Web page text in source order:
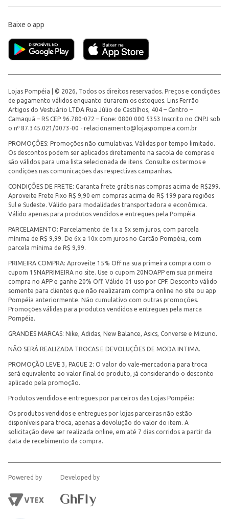
Baixe o app
Lojas Pompéia | © 2026, Todos os direitos reservados. Preços e condições
de pagamento válidos enquanto durarem os estoques. Lins Ferrão
Artigos do Vestuário LTDA Rua Júlio de Castilhos, 404 – Centro –
Camaquã – RS CEP 96.780-072 – Fone: 0800 000 5353 Inscrito no CNPJ sob
o nº 87.345.021/0073-00 - relacionamento@lojaspompeia.com.br
PROMOÇÕES: Promoções não cumulativas. Válidas por tempo limitado.
Os descontos podem ser aplicados diretamente na sacola de compras e
são válidos para uma lista selecionada de itens. Consulte os termos e
condições nas comunicações das respectivas campanhas.
CONDIÇÕES DE FRETE: Garanta frete grátis nas compras acima de R$299.
Aproveite Frete Fixo R$ 9,90 em compras acima de R$ 199 para regiões
Sul e Sudeste. Válido para modalidades transportadora e econômica.
Válido apenas para produtos vendidos e entregues pela Pompéia.
PARCELAMENTO: Parcelamento de 1x a 5x sem juros, com parcela
mínima de R$ 9,99. De 6x a 10x com juros no Cartão Pompéia, com
parcela mínima de R$ 9,99.
PRIMEIRA COMPRA: Aproveite 15% Off na sua primeira compra com o
cupom 15NAPRIMEIRA no site. Use o cupom 20NOAPP em sua primeira
compra no APP e ganhe 20% Off. Válido 01 uso por CPF. Desconto válido
somente para clientes que não realizaram compra online no site ou app
Pompéia anteriormente. Não cumulativo com outras promoções.
Promoções válidas para produtos vendidos e entregues pela marca
Pompéia.
GRANDES MARCAS: Nike, Adidas, New Balance, Asics, Converse e Mizuno.
NÃO SERÁ REALIZADA TROCAS E DEVOLUÇÕES DE MODA INTIMA.
PROMOÇÃO LEVE 3, PAGUE 2: O valor do vale-mercadoria para troca
será equivalente ao valor final do produto, já considerando o desconto
aplicado pela promoção.
Produtos vendidos e entregues por parceiros das Lojas Pompéia:
Os produtos vendidos e entregues por lojas parceiras não estão
disponíveis para troca, apenas a devolução do valor do item. A
solicitação deve ser realizada online, em até 7 dias corridos a partir da
data de recebimento da compra.
Powered by Developed by